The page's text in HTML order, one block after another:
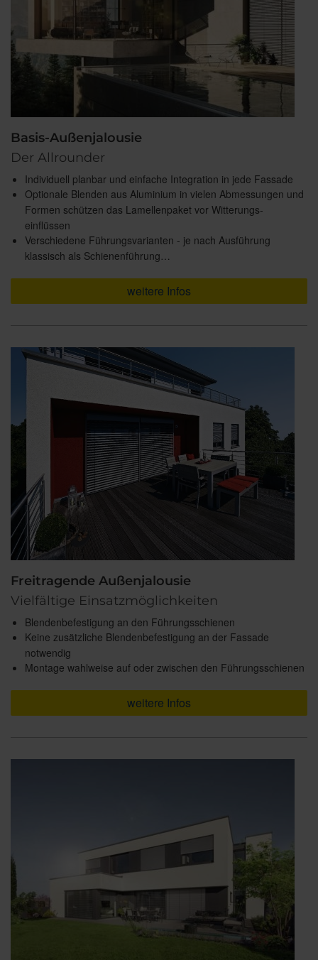
Basis-Außenjalousie
Der Allrounder
Individuell planbar und einfache Integration in jede Fassade
Optionale Blenden aus Aluminium in vielen Abmessungen und
Formen schützen das Lamellenpaket vor Witterungs-
einflüssen
Verschiedene Führungsvarianten - je nach Ausführung
klassisch als Schienenführung…
weitere Infos
Freitragende Außenjalousie
Vielfältige Einsatzmöglichkeiten
Blendenbefestigung an den Führungsschienen
Keine zusätzliche Blendenbefestigung an der Fassade
notwendig
Montage wahlweise auf oder zwischen den Führungsschienen
weitere Infos